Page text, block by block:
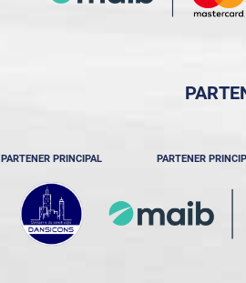
PARTENER PRINCIPAL PARTENER